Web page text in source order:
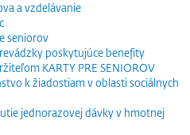
a vzdelávanie
seniorov
poskytujúce benefity
KARTY PRE SENIOROV
k žiadostiam v oblasti sociálnych
jednorazovej dávky v hmotnej